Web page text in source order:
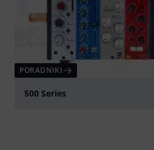
PORADNIKI
500 Series